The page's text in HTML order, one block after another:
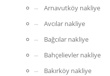
Arnavutköy nakliye
Avcılar nakliye
Bağcılar nakliye
Bahçelievler nakliye
Bakırköy nakliye